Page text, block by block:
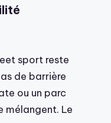
sport reste
de barrière
ou un parc
mélangent. Le